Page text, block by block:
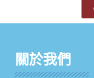
關於我們